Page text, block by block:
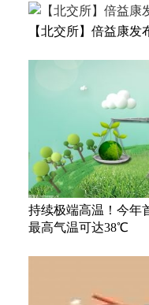
【北交所】倍益康
持续极端高温！今年
最高气温可达38℃